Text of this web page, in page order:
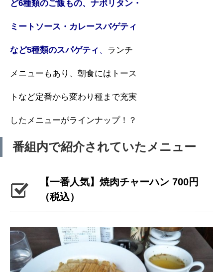
ど6種類のご飯もの、ナポリタン・
ミートソース・カレースパゲティ
など5種類のスパゲティ 、 ランチ
メニューもあり、朝食にはトース
トなど定番から変わり種まで充実
したメニューがラインナップ！？
番組内で紹介されていたメニュー
【一番人気】焼肉チャーハン 700円
（税込）